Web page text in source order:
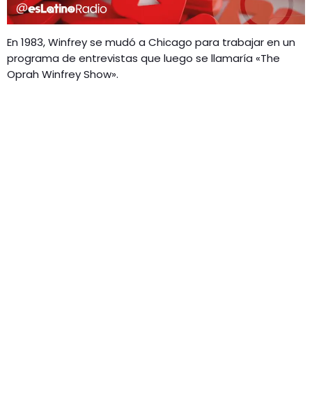
En 1983, Winfrey se mudó a Chicago para trabajar en un
programa de entrevistas que luego se llamaría «The
Oprah Winfrey Show».